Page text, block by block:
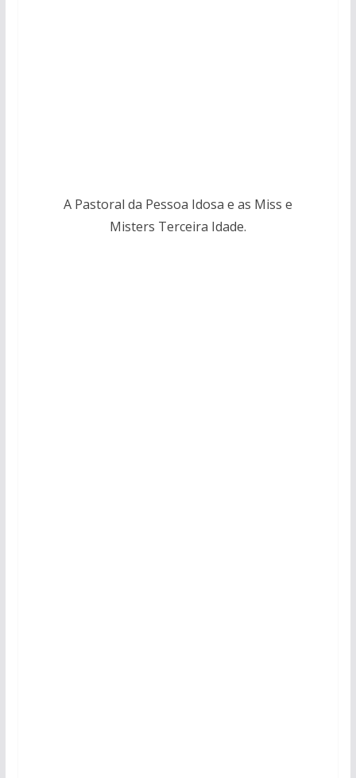
A Pastoral da Pessoa Idosa e as Miss e
Misters Terceira Idade.